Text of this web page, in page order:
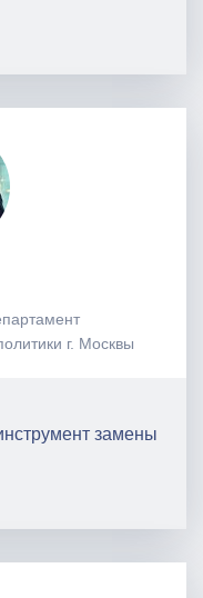
г. Москвы
замены